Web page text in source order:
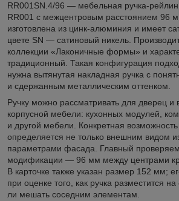
RR001SN.4/96 — мебельная ручка-
RR001 с межцентровым расстоянием 96
изготовлена из цинк-алюминия и имеет
цвете SN — сатиновый никель.
коллекции «Лаконичные формы» и
традиционный. Такая конфигурация
нужна вытянутая накладная ручка с
и сдержанным металлическим оттенком.
Ручку можно рассматривать для дверец
корпусной мебели: кухонных модулей,
и другой мебели. Конкретная возможность
определяется не только внешним видом
параметрами фасада. Главный
модификации — 96 мм между центрами
В карточке также указан размер 152 мм;
при оценке того, как ручка разместится
ли мешать соседним элементам.